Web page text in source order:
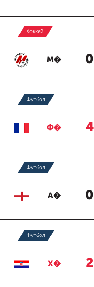
Хоккей
М� 0
Футбол
Ф� 4
Футбол
А� 0
Футбол
Х� 2